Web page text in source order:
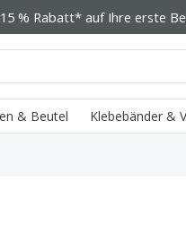
% Rabatt* auf Ihre erste
& Beutel Klebebänder &